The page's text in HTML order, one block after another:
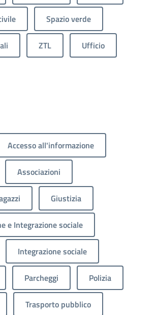
Spazio verde
ZTL Ufficio
Accesso all'informazione
Associazioni
Giustizia
e Integrazione sociale
Integrazione sociale
Parcheggi Polizia
Trasporto pubblico